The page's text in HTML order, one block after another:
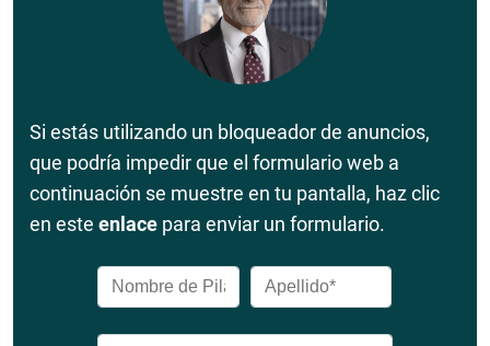
Si estás utilizando un bloqueador de anuncios,
que podría impedir que el formulario web a
continuación se muestre en tu pantalla, haz clic
en este enlace para enviar un formulario.